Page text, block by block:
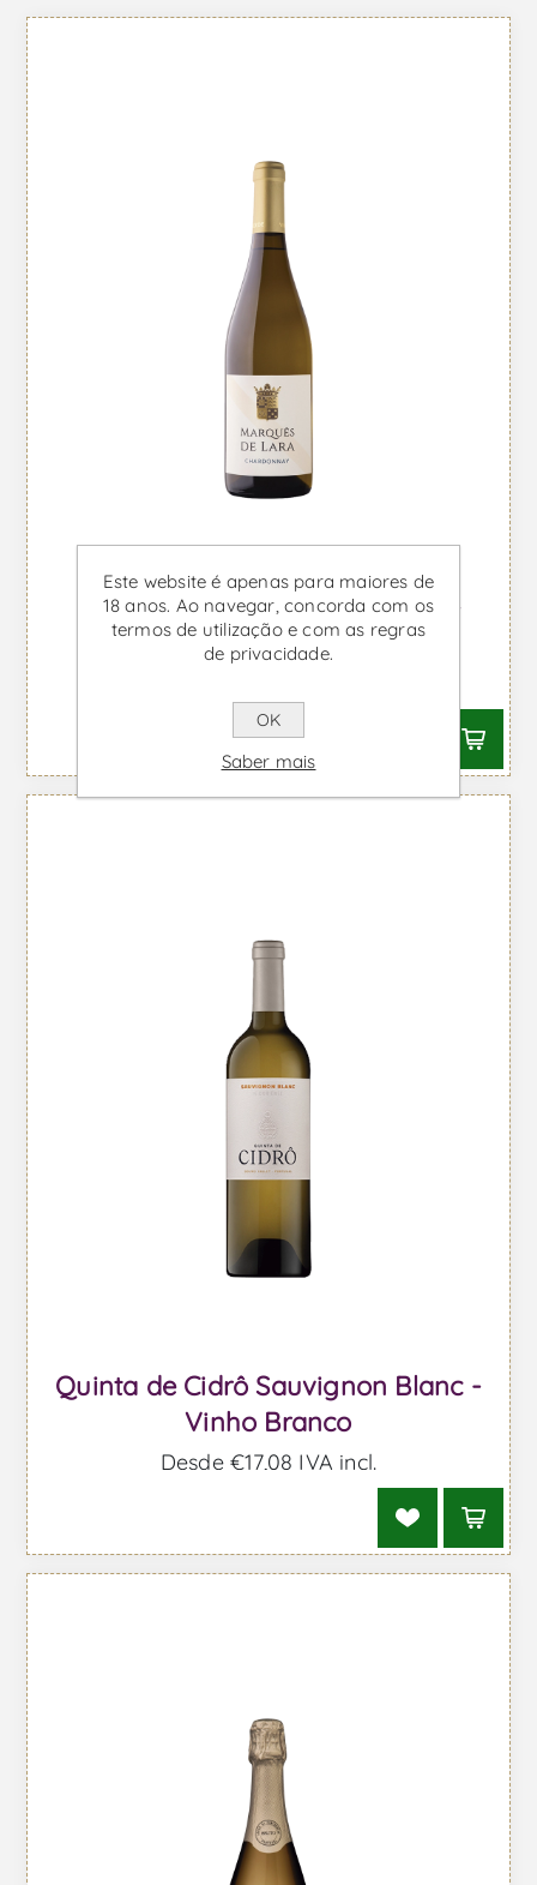
Marquês de Lara Chardonnay -
Vinho Branco
Quinta de Cidrô Sauvignon Blanc -
Vinho Branco
Desde €17,08 IVA incl.
Este website é apenas para maiores de
18 anos. Ao navegar, concorda com os
termos de utilização e com as regras
de privacidade.
OK
Saber mais